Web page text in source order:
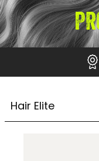
Hair Elite